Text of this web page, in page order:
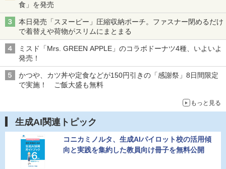
食」を発売
本日発売「スヌーピー」圧縮収納ポーチ。ファスナー閉めるだけ
で着替えや荷物がスリムにまとまる
ミスド「Mrs. GREEN APPLE」のコラボドーナツ4種、いよいよ
発売！
かつや、カツ丼や定食などが150円引きの「感謝祭」8日間限定
で実施！ ご飯大盛も無料
もっと見る
生成AI関連トピック
コニカミノルタ、生成AIパイロット校の活用傾
向と実践を集約した教員向け冊子を無料公開